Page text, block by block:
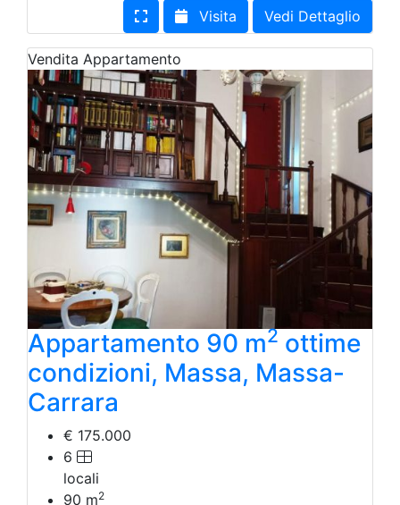
Visita Vedi Dettaglio
Vendita Appartamento
Appartamento 90 m2 ottime
condizioni, Massa, Massa-
Carrara
€ 175.000
6
locali
90 m2